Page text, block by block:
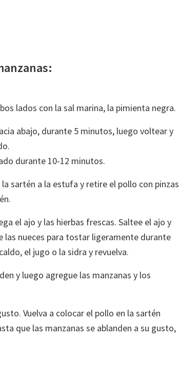
lados con la sal marina, la pimienta negra.
abajo, durante 5 minutos, luego voltear y
durante 10-12 minutos.
sartén a la estufa y retire el pollo con pinzas
el ajo y las hierbas frescas. Saltee el ajo y
las nueces para tostar ligeramente durante
el jugo o la sidra y revuelva.
y luego agregue las manzanas y los
Vuelva a colocar el pollo en la sartén
que las manzanas se ablanden a su gusto,